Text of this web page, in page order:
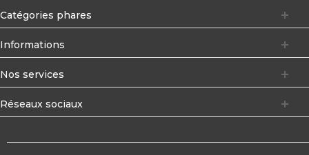
Catégories phares
Informations
Nos services
Réseaux sociaux